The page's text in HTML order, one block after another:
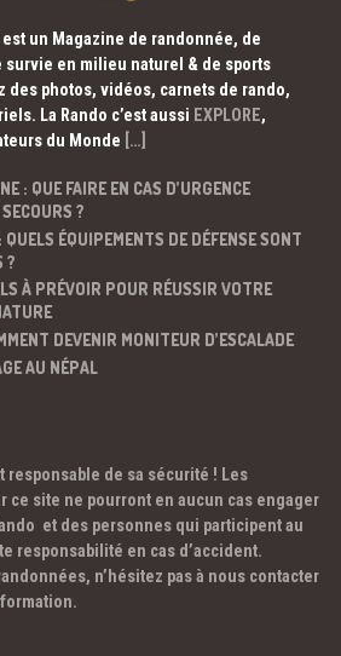
est un Magazine de randonnée, de
survie en milieu naturel & de sports
des photos, vidéos, carnets de rando,
La Rando c’est aussi EXPLORE,
du Monde […]
: QUE FAIRE EN CAS D’URGENCE
?
ÉQUIPEMENTS DE DÉFENSE SONT
?
À PRÉVOIR POUR RÉUSSIR VOTRE
DEVENIR MONITEUR D’ESCALADE
AU NÉPAL
responsable de sa sécurité ! Les
ce site ne pourront en aucun cas engager
et des personnes qui participent au
responsabilité en cas d’accident.
n’hésitez pas à nous contacter